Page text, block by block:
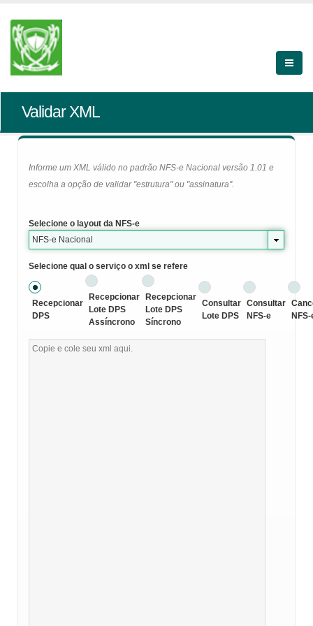
Validar XML
Informe um XML válido no padrão NFS-e Nacional versão 1.01 e
escolha a opção de validar "estrutura" ou "assinatura".
Selecione o layout da NFS-e
NFS-e Nacional
Selecione qual o serviço o xml se refere
Recepcionar
DPS
Recepcionar
Lote DPS
Assíncrono
Recepcionar
Lote DPS
Síncrono
Consultar
Lote DPS
Consultar
NFS-e
NFS-